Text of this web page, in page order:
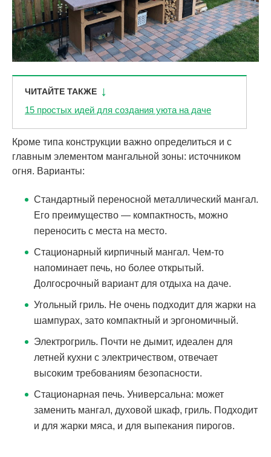
ЧИТАЙТЕ ТАКЖЕ
15 простых идей для создания уюта на даче
Кроме типа конструкции важно определиться и с
главным элементом мангальной зоны: источником
огня. Варианты:
Стандартный переносной металлический мангал.
Его преимущество — компактность, можно
переносить с места на место.
Стационарный кирпичный мангал. Чем-то
напоминает печь, но более открытый.
Долгосрочный вариант для отдыха на даче.
Угольный гриль. Не очень подходит для жарки на
шампурах, зато компактный и эргономичный.
Электрогриль. Почти не дымит, идеален для
летней кухни с электричеством, отвечает
высоким требованиям безопасности.
Стационарная печь. Универсальна: может
заменить мангал, духовой шкаф, гриль. Подходит
и для жарки мяса, и для выпекания пирогов.